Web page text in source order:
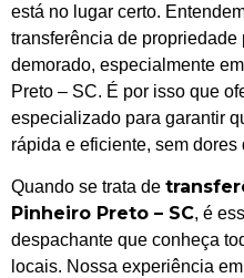
está no lugar certo.
transferência de
demorado, especialmente
Preto – SC. É por isso que
especializado para garantir
rápida e eficiente, sem dores
Quando se trata de
Pinheiro Preto – SC, é
despachante que conheça
locais. Nossa experiência